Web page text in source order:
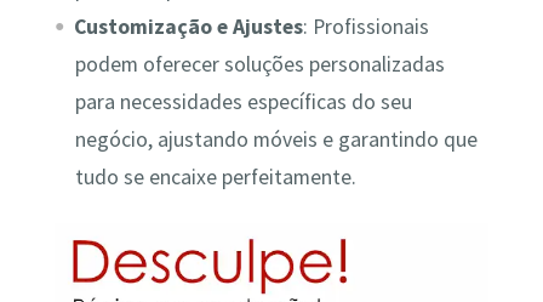
Customização e Ajustes: Profissionais
podem oferecer soluções personalizadas
para necessidades específicas do seu
negócio, ajustando móveis e garantindo que
tudo se encaixe perfeitamente.